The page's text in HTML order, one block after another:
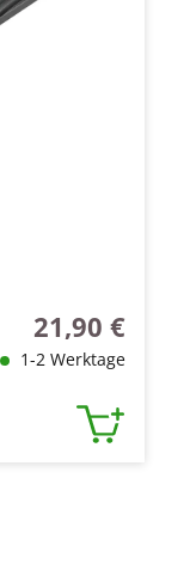
Regulärer Preis:
21,90 €
1-2 Werktage